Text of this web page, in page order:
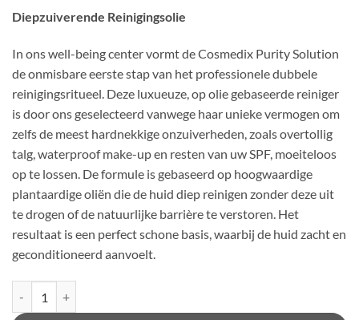
Diepzuiverende Reinigingsolie
In ons well-being center vormt de Cosmedix Purity Solution
de onmisbare eerste stap van het professionele dubbele
reinigingsritueel. Deze luxueuze, op olie gebaseerde reiniger
is door ons geselecteerd vanwege haar unieke vermogen om
zelfs de meest hardnekkige onzuiverheden, zoals overtollig
talg, waterproof make-up en resten van uw SPF, moeiteloos
op te lossen. De formule is gebaseerd op hoogwaardige
plantaardige oliën die de huid diep reinigen zonder deze uit
te drogen of de natuurlijke barrière te verstoren. Het
resultaat is een perfect schone basis, waarbij de huid zacht en
geconditioneerd aanvoelt.